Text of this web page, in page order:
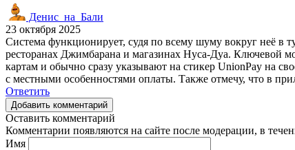
Денис_на_Бали
23 октября 2025
Система функционирует, судя по всему шуму вокруг неё в
ресторанах Джимбарана и магазинах Нуса-Дуа. Ключевой
картам и обычно сразу указывают на стикер UnionPay на
с местными особенностями оплаты. Также отмечу, что в
Ответить
Добавить комментарий
Оставить комментарий
Комментарии появляются на сайте после модерации, в
Имя